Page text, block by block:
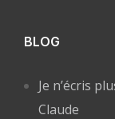
BLOG
Je n’écris
Claude